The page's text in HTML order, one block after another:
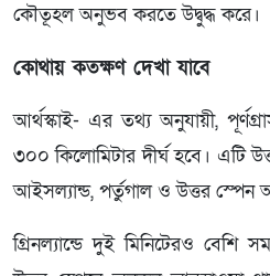
কৌতূহল অনুভব করতে উদ্বুদ্ধ করে।
কোথায় কতক্ষণ দেখা যাবে
আর্থস্কাই- এর তথ্য অনুযায়ী,
৩০০ কিলোমিটার দীর্ঘ হবে। এটি
আইসল্যান্ড, পর্তুগাল ও উত্তর স্পেন
গ্রিনল্যান্ডে দুই মিনিটেরও বেশি